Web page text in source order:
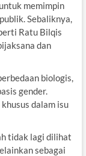
memimpin
Sebaliknya,
Ratu Bilqis
dan
biologis,
gender.
dalam isu
tidak lagi dilihat
sebagai